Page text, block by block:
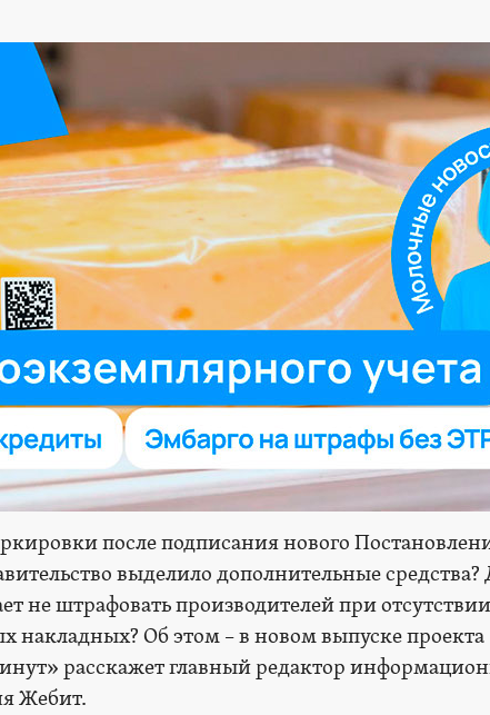
после подписания нового
выделило дополнительные средства?
не штрафовать производителей при отсутствии
накладных? Об этом – в новом выпуске проекта
расскажет главный редактор
Жебит.